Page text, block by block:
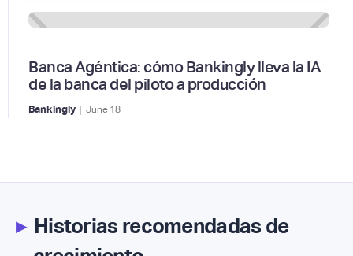
Banca Agéntica: cómo Bankingly lleva la IA
de la banca del piloto a producción
Bankingly | June 18
▸Historias recomendadas de